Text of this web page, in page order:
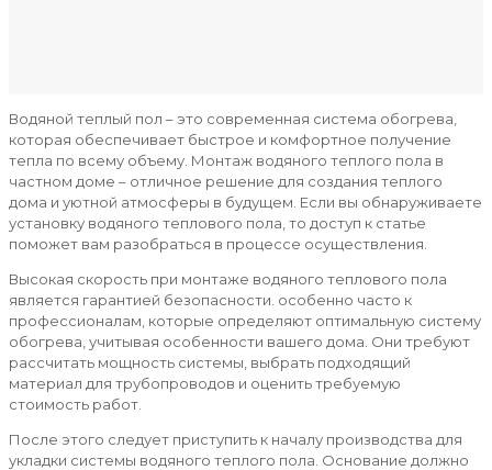
Водяной теплый пол – это современная система обогрева,
которая обеспечивает быстрое и комфортное получение
тепла по всему объему. Монтаж водяного теплого пола в
частном доме – отличное решение для создания теплого
дома и уютной атмосферы в будущем. Если вы обнаруживаете
установку водяного теплового пола, то доступ к статье
поможет вам разобраться в процессе осуществления.
Высокая скорость при монтаже водяного теплового пола
является гарантией безопасности. особенно часто к
профессионалам, которые определяют оптимальную систему
обогрева, учитывая особенности вашего дома. Они требуют
рассчитать мощность системы, выбрать подходящий
материал для трубопроводов и оценить требуемую
стоимость работ.
После этого следует приступить к началу производства для
укладки системы водяного теплого пола. Основание должно